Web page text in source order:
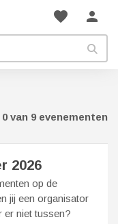
favorite person
0 van 9 evenementen
2026
op de
jij een organisator
er niet tussen?